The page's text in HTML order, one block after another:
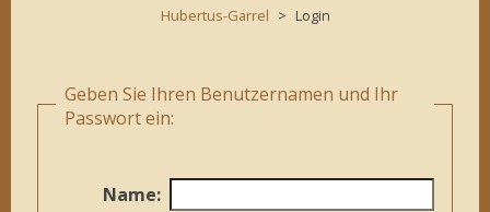
Hubertus-Garrel Login
Geben Sie Ihren Benutzernamen und Ihr
Passwort ein:
Name: